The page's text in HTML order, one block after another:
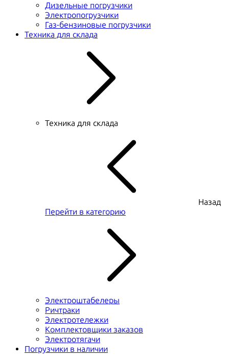
Дизельные погрузчики
Электропогрузчики
Газ-бензиновые погрузчики
Техника для склада
Техника для склада
Назад
Перейти в категорию
Электроштабелеры
Ричтраки
Электротележки
Комплектовщики заказов
Электротягачи
Погрузчики в наличии